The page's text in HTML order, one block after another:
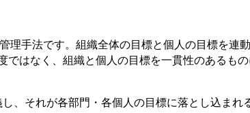
手法です。組織全体の目標と個人の目標を連動
はなく、組織と個人の目標を一貫性のあるも
、それが各部門・各個人の目標に落とし込ま